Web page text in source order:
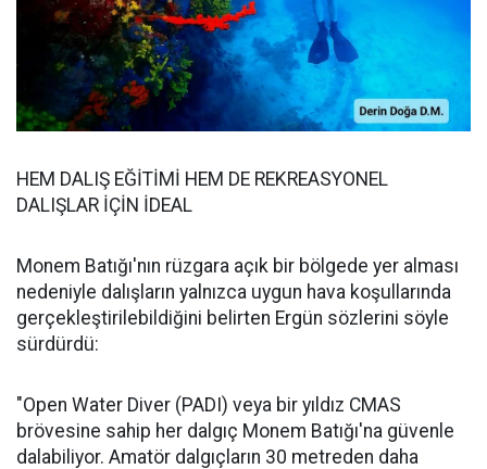
HEM DALIŞ EĞİTİMİ HEM DE REKREASYONEL
DALIŞLAR İÇİN İDEAL
Monem Batığı'nın rüzgara açık bir bölgede yer alması
nedeniyle dalışların yalnızca uygun hava koşullarında
gerçekleştirilebildiğini belirten Ergün sözlerini söyle
sürdürdü:
"Open Water Diver (PADI) veya bir yıldız CMAS
brövesine sahip her dalgıç Monem Batığı'na güvenle
dalabiliyor. Amatör dalgıçların 30 metreden daha